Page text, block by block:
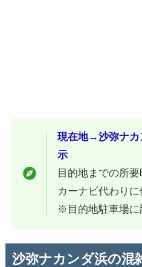
現在地→沙弥ナカ
示
目的地までの所要
カーナビ代わりに
※目的地駐車場に
沙弥ナカンダ浜の混